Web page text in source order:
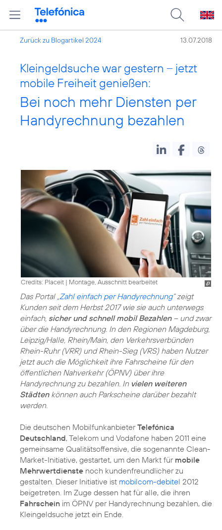
Zurück zu Blogartikel 2024 13.07.2018
Kleingeldsuche war gestern – jetzt
mobile Freiheit genießen:
Bei noch mehr Diensten per
Handyrechnung bezahlen
Credits: Placeit | Montage, Ausschnitt bearbeitet
Das Portal „ Zahl einfach per Handyrechnung“ zeigt
Kunden seit dem Herbst 2017 wie sie auch unterwegs
einfach, sicher und schnell mobil Bezahlen– und zwar
über die Handyrechnung. In den Regionen Magdeburg,
Leipzig/Halle, Rhein/Main, den Verkehrsverbünden
Rhein-Ruhr (VRR) und Rhein-Sieg (VRS) haben Nutzer
jetzt auch die Möglichkeit ihre Fahrscheine für den
öffentlichen Nahverkehr (ÖPNV) über ihre
Handyrechnung zu bezahlen. In vielen weiteren
Städtenkönnen auch Parkscheine darüber bezahlt
werden.
Die deutschen MobilfunkanbieterTelefónica
Deutschland, Telekom und Vodafone haben 2011 eine
gemeinsame Qualitätsoffensive, die sogenannte Clean-
Market-Initiative, gestartet, um den Markt für mobile
Mehrwertdienste noch kundenfreundlicher zu
gestalten. Dieser Initiative ist mobilcom-debitel 2012
beigetreten. Im Zuge dessen hat für alle, die ihren
Fahrschein im ÖPNV per Handyrechnung bezahlen, die
Kleingeldsuche jetzt ein Ende.